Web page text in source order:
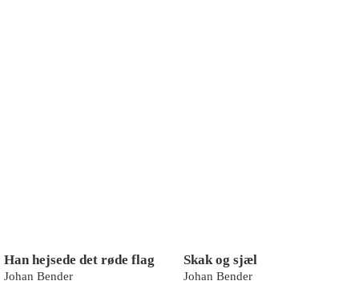
Han hejsede det røde flag
Johan Bender
Skak og sjæl
Johan Bender